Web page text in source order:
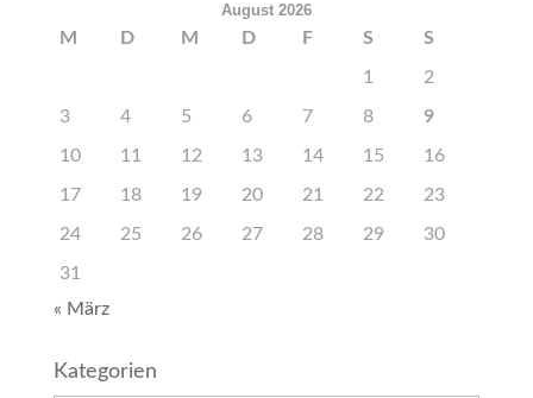
August 2026
M D M D F S S
1 2
3 4 5 6 7 8 9
10 11 12 13 14 15 16
17 18 19 20 21 22 23
24 25 26 27 28 29 30
31
« März
Kategorien